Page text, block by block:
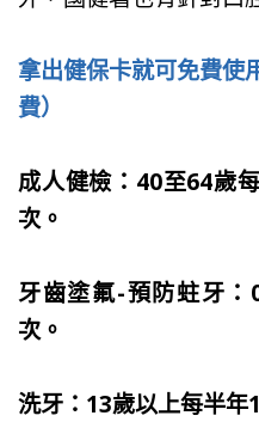
拿出健保卡就可免費使
費）
成人健檢：40至64歲
次。
牙齒塗氟-預防蛀牙
次。
洗牙：13歲以上每半年